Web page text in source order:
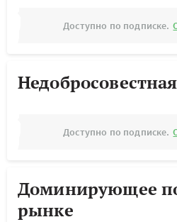
Доступно по подписке.
Доступно по подписке.
Доминирующее
рынке